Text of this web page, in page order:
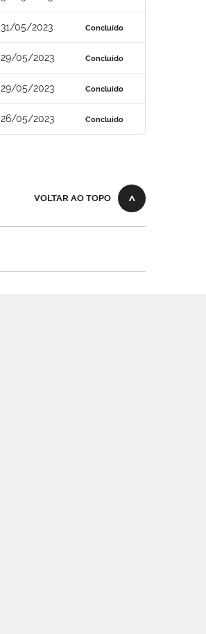
31/05/2023 Concluído
29/05/2023 Concluído
29/05/2023 Concluído
26/05/2023 Concluído
VOLTAR AO TOPO